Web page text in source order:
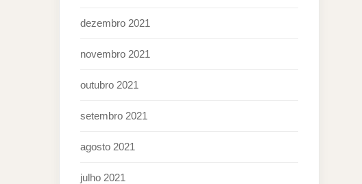
dezembro 2021
novembro 2021
outubro 2021
setembro 2021
agosto 2021
julho 2021